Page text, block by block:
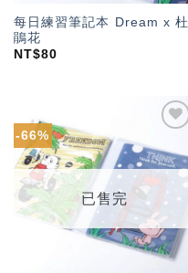
每日練習筆記本 Dream x 杜
鵑花
NT$80
-66%
「願
望輕
已售完